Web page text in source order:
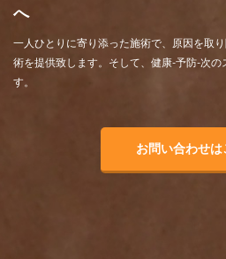
へ
一人ひとりに寄り添った施術で、原因を取
術を提供致します。そして、健康-予防-次の
す。
お問い合わせは